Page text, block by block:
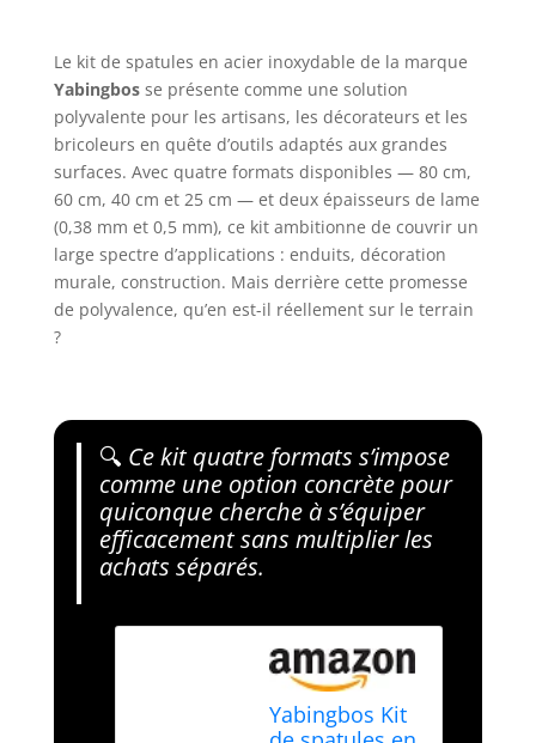
Le kit de spatules en acier inoxydable de la marque
Yabingbosse présente comme une solution
polyvalente pour les artisans, les décorateurs et les
bricoleurs en quête d’outils adaptés aux grandes
surfaces. Avec quatre formats disponibles — 80 cm,
60 cm, 40 cm et 25 cm — et deux épaisseurs de lame
(0,38 mm et 0,5 mm), ce kit ambitionne de couvrir un
large spectre d’applications : enduits, décoration
murale, construction. Mais derrière cette promesse
de polyvalence, qu’en est-il réellement sur le terrain
?
🔍 Ce kit quatre formats s’impose
comme une option concrète pour
quiconque cherche à s’équiper
efficacement sans multiplier les
achats séparés.
Yabingbos Kit